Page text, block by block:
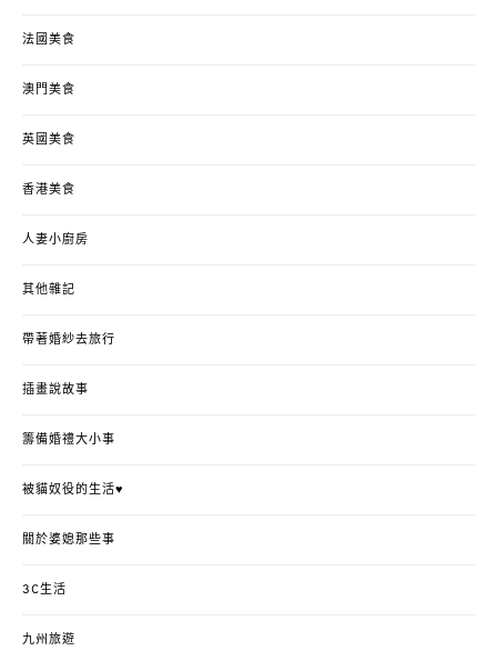
法國美食
澳門美食
英國美食
香港美食
人妻小廚房
其他雜記
帶著婚紗去旅行
插畫說故事
籌備婚禮大小事
被貓奴役的生活♥
關於婆媳那些事
3C生活
九州旅遊